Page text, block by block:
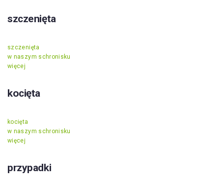
szczenięta
szczenięta
w naszym schronisku
więcej
kocięta
kocięta
w naszym schronisku
więcej
przypadki